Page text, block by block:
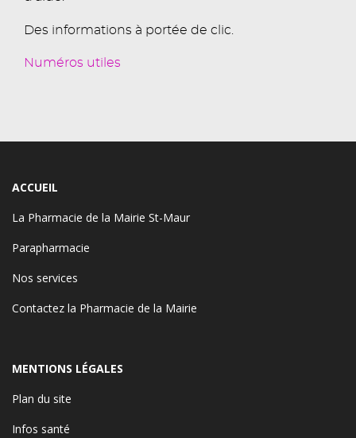
Des informations à portée de clic.
Numéros utiles
ACCUEIL
La Pharmacie de la Mairie St-Maur
Parapharmacie
Nos services
Contactez la Pharmacie de la Mairie
MENTIONS LÉGALES
Plan du site
Infos santé